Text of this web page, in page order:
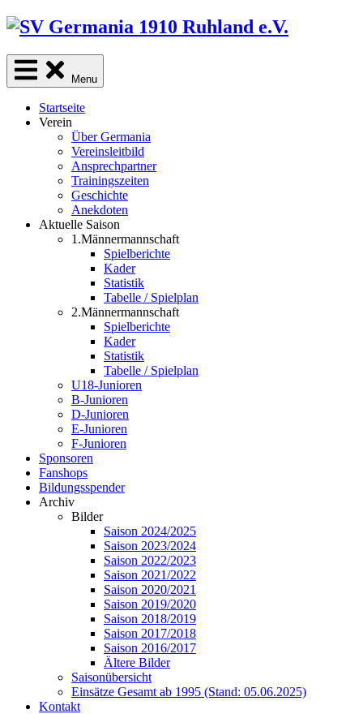
Skip
content
Menu
Startseite
Verein
Über Germania
Vereinsleitbild
Ansprechpartner
Trainingszeiten
Geschichte
Anekdoten
Aktuelle Saison
1.Männermannschaft
Spielberichte
Kader
Statistik
Tabelle / Spielplan
2.Männermannschaft
Spielberichte
Kader
Statistik
Tabelle / Spielplan
U18-Junioren
B-Junioren
D-Junioren
E-Junioren
F-Junioren
Sponsoren
Fanshops
Bildungsspender
Archiv
Bilder
Saison 2024/2025
Saison 2023/2024
Saison 2022/2023
Saison 2021/2022
Saison 2020/2021
Saison 2019/2020
Saison 2018/2019
Saison 2017/2018
Saison 2016/2017
Ältere Bilder
Saisonübersicht
Einsätze Gesamt ab 1995 (Stand: 05.06.2025)
Kontakt